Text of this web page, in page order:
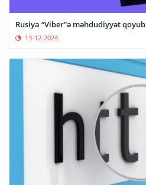
Rusiya “Viber”ə məhdudiyyət qoyub
13-12-2024